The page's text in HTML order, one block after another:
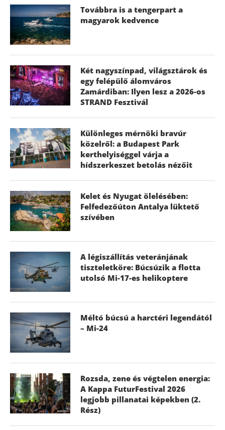
Továbbra is a tengerpart a
magyarok kedvence
Két nagyszínpad, világsztárok és
egy felépülő álomváros
Zamárdiban: Ilyen lesz a 2026-os
STRAND Fesztivál
Különleges mérnöki bravúr
közelről: a Budapest Park
kerthelyiséggel várja a
hídszerkeszet betolás nézőit
Kelet és Nyugat ölelésében:
Felfedezőúton Antalya lüktető
szívében
A légiszállítás veteránjának
tiszteletköre: Búcsúzik a flotta
utolsó Mi-17-es helikoptere
Méltó búcsú a harctéri legendától
– Mi-24
Rozsda, zene és végtelen energia:
A Kappa FuturFestival 2026
legjobb pillanatai képekben (2.
Rész)